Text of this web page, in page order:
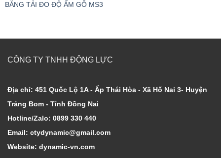
BĂNG TẢI ĐO ĐỘ ẨM GỖ MS3
CÔNG TY TNHH ĐỘNG LỰC
Địa chỉ: 451 Quốc Lộ 1A - Ấp Thái Hòa - Xã Hố Nai 3- Huyện
Trảng Bom - Tỉnh Đồng Nai
Hotline/Zalo: 0899 330 440
Email: ctydynamic@gmail.com
Website: dynamic-vn.com